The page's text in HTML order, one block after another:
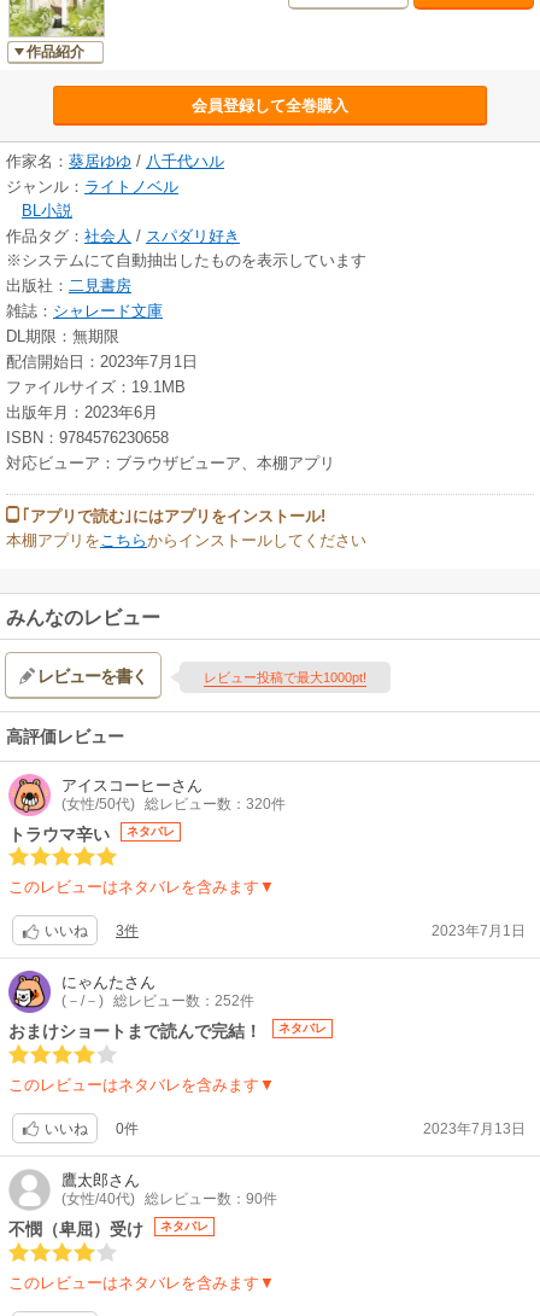
作品紹介
会員登録して全巻購入
作家名： 葵居ゆゆ / 八千代ハル
ジャンル： ライトノベル
BL小説
作品タグ： 社会人 / スパダリ好き
※システムにて自動抽出したものを表示しています
出版社： 二見書房
雑誌： シャレード文庫
DL期限：無期限
配信開始日：2023年7月1日
ファイルサイズ：19.1MB
出版年月：2023年6月
ISBN：9784576230658
対応ビューア：ブラウザビューア、本棚アプリ
｢アプリで読む｣にはアプリをインストール!
本棚アプリを こちらからインストールしてください
みんなのレビュー
レビューを書く レビュー投稿で最大1000pt!
高評価レビュー
アイスコーヒーさん
(女性/50代) 総レビュー数：320件
トラウマ辛い ネタバレ
このレビューはネタバレを含みます▼
いいね 3件 2023年7月1日
にゃんたさん
(－/－) 総レビュー数：252件
おまけショートまで読んで完結！ ネタバレ
このレビューはネタバレを含みます▼
いいね 0件 2023年7月13日
鷹太郎さん
(女性/40代) 総レビュー数：90件
不憫（卑屈）受け ネタバレ
このレビューはネタバレを含みます▼